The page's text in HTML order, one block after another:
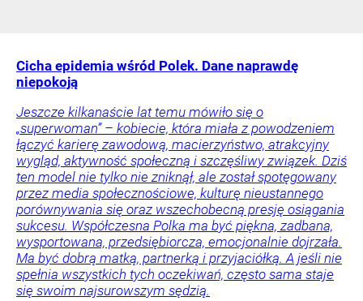
Cicha epidemia wśród Polek. Dane naprawdę
niepokoją
Jeszcze kilkanaście lat temu mówiło się o
„superwoman” – kobiecie, która miała z powodzeniem
łączyć karierę zawodową, macierzyństwo, atrakcyjny
wygląd, aktywność społeczną i szczęśliwy związek. Dziś
ten model nie tylko nie zniknął, ale został spotęgowany
przez media społecznościowe, kulturę nieustannego
porównywania się oraz wszechobecną presję osiągania
sukcesu. Współczesna Polka ma być piękna, zadbana,
wysportowana, przedsiębiorcza, emocjonalnie dojrzała.
Ma być dobrą matką, partnerką i przyjaciółką. A jeśli nie
spełnia wszystkich tych oczekiwań, często sama staje
się swoim najsurowszym sędzią.